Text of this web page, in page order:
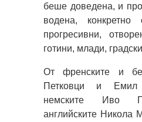
беше доведена, и
водена, конкретно
прогресивни,
готини, млади,
От френските и
Петковци и
немските Иво
английските Никола